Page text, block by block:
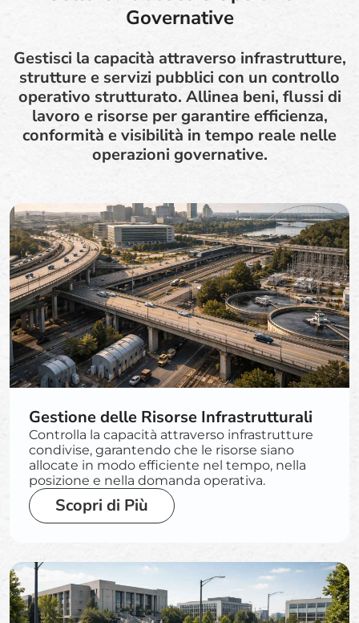
Governative
Gestisci la capacità attraverso infrastrutture,
strutture e servizi pubblici con un controllo
operativo strutturato. Allinea beni, flussi di
lavoro e risorse per garantire efficienza,
conformità e visibilità in tempo reale nelle
operazioni governative.
Gestione delle Risorse Infrastrutturali
Controlla la capacità attraverso infrastrutture
condivise, garantendo che le risorse siano
allocate in modo efficiente nel tempo, nella
posizione e nella domanda operativa.
Scopri di Più